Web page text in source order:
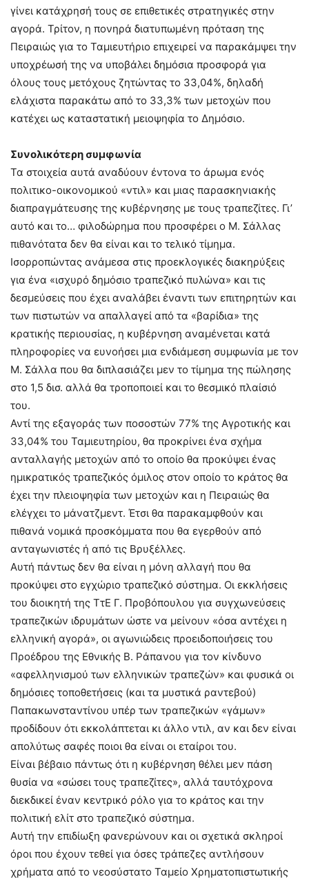
γίνει κατάχρησή τους σε επιθετικές στρατηγικές στην
αγορά. Τρίτον, η πονηρά διατυπωμένη πρόταση της
Πειραιώς για το Ταμιευτήριο επιχειρεί να παρακάμψει την
υποχρέωσή της να υποβάλει δημόσια προσφορά για
όλους τους μετόχους ζητώντας το 33,04%, δηλαδή
ελάχιστα παρακάτω από το 33,3% των μετοχών που
κατέχει ως καταστατική μειοψηφία το Δημόσιο.
Συνολικότερη συμφωνία
Τα στοιχεία αυτά αναδύουν έντονα το άρωμα ενός
πολιτικο-οικονομικού «ντιλ» και μιας παρασκηνιακής
διαπραγμάτευσης της κυβέρνησης με τους τραπεζίτες. Γι’
αυτό και το… φιλοδώρημα πoυ προσφέρει ο Μ. Σάλλας
πιθανότατα δεν θα είναι και το τελικό τίμημα.
Ισορροπώντας ανάμεσα στις προεκλογικές διακηρύξεις
για ένα «ισχυρό δημόσιο τραπεζικό πυλώνα» και τις
δεσμεύσεις που έχει αναλάβει έναντι των επιτηρητών και
των πιστωτών να απαλλαγεί από τα «βαρίδια» της
κρατικής περιουσίας, η κυβέρνηση αναμένεται κατά
πληροφορίες να ευνοήσει μια ενδιάμεση συμφωνία με τον
Μ. Σάλλα που θα διπλασιάζει μεν το τίμημα της πώλησης
στο 1,5 δισ. αλλά θα τροποποιεί και το θεσμικό πλαίσιό
του.
Αντί της εξαγοράς των ποσοστών 77% της Αγροτικής και
33,04% του Ταμιευτηρίου, θα προκρίνει ένα σχήμα
ανταλλαγής μετοχών από το οποίο θα προκύψει ένας
ημικρατικός τραπεζικός όμιλος στον οποίο το κράτος θα
έχει την πλειοψηφία των μετοχών και η Πειραιώς θα
ελέγχει το μάνατζμεντ. Έτσι θα παρακαμφθούν και
πιθανά νομικά προσκόμματα που θα εγερθούν από
ανταγωνιστές ή από τις Βρυξέλλες.
Αυτή πάντως δεν θα είναι η μόνη αλλαγή που θα
προκύψει στο εγχώριο τραπεζικό σύστημα. Οι εκκλήσεις
του διοικητή της ΤτΕ Γ. Προβόπουλου για συγχωνεύσεις
τραπεζικών ιδρυμάτων ώστε να μείνουν «όσα αντέχει η
ελληνική αγορά», οι αγωνιώδεις προειδοποιήσεις του
Προέδρου της Εθνικής Β. Ράπανου για τον κίνδυνο
«αφελληνισμού των ελληνικών τραπεζών» και φυσικά οι
δημόσιες τοποθετήσεις (και τα μυστικά ραντεβού)
Παπακωνσταντίνου υπέρ των τραπεζικών «γάμων»
προδίδουν ότι εκκολάπτεται κι άλλο ντιλ, αν και δεν είναι
απολύτως σαφές ποιοι θα είναι οι εταίροι του.
Είναι βέβαιο πάντως ότι η κυβέρνηση θέλει μεν πάση
θυσία να «σώσει τους τραπεζίτες», αλλά ταυτόχρονα
διεκδικεί έναν κεντρικό ρόλο για το κράτος και την
πολιτική ελίτ στο τραπεζικό σύστημα.
Αυτή την επιδίωξη φανερώνουν και οι σχετικά σκληροί
όροι που έχουν τεθεί για όσες τράπεζες αντλήσουν
χρήματα από το νεοσύστατο Ταμείο Χρηματοπιστωτικής